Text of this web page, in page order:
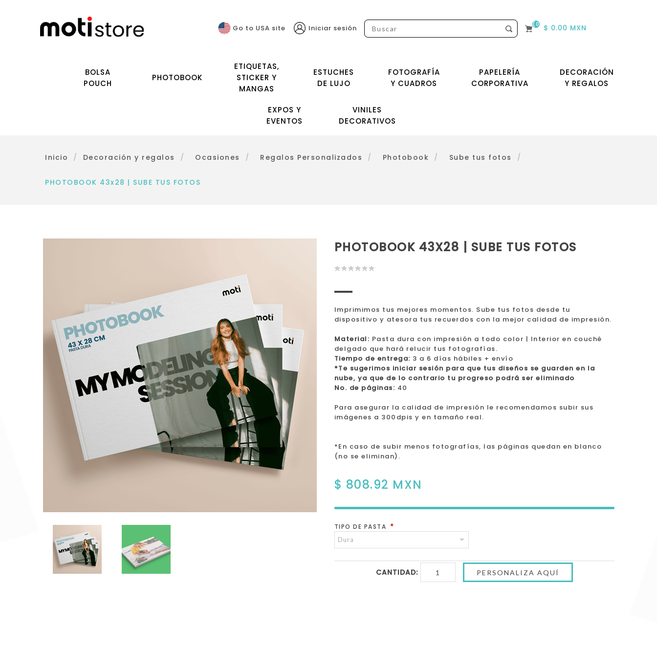
(0) $ 0.00 MXN
Go to USA site Iniciar sesión
BOLSA
POUCH
PHOTOBOOK
ETIQUETAS,
STICKER Y
MANGAS
ESTUCHES
DE LUJO
FOTOGRAFÍA
Y CUADROS
PAPELERÍA
CORPORATIVA
DECORACIÓN
Y REGALOS
EXPOS Y
EVENTOS
VINILES
DECORATIVOS
Inicio / Decoración y regalos / Ocasiones / Regalos Personalizados / Photobook / Sube tus fotos /
PHOTOBOOK 43x28 | SUBE TUS FOTOS
PHOTOBOOK 43X28 | SUBE TUS FOTOS
Imprimimos tus mejores momentos. Sube tus fotos desde tu
dispositivo y atesora tus recuerdos con la mejor calidad de impresión.
Material: Pasta dura con impresión a todo color | Interior en couché
delgado que hará relucir tus fotografías.
Tiempo de entrega: 3 a 6 días hábiles + envío
*Te sugerimos iniciar sesión para que tus diseños se guarden en la
nube, ya que de lo contrario tu progreso podrá ser eliminado
No. de páginas: 40
Para asegurar la calidad de impresión le recomendamos subir sus
imágenes a 300dpis y en tamaño real.
*En caso de subir menos fotografías, las páginas quedan en blanco
(no se eliminan).
$ 808.92 MXN
TIPO DE PASTA *
CANTIDAD: